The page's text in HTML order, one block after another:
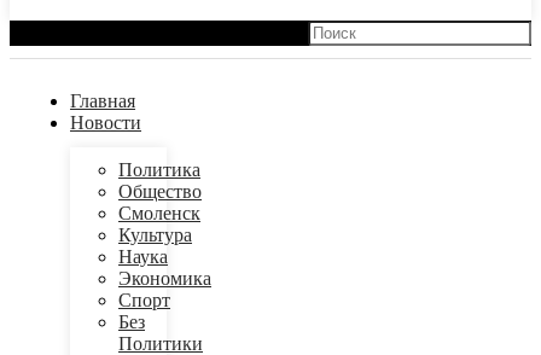
Главная
Новости
Политика
Общество
Смоленск
Культура
Наука
Экономика
Спорт
Без
Политики